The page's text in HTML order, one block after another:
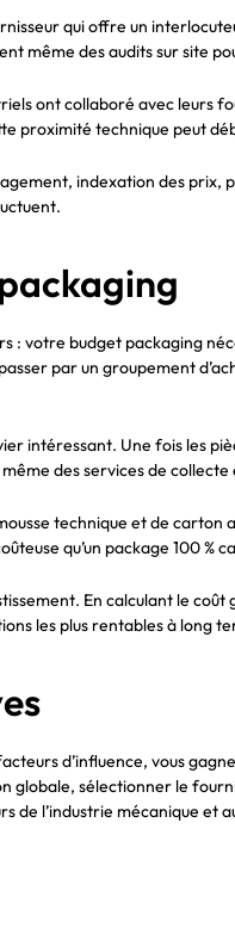
qui offre un
même des audits sur site
ont collaboré avec
technique peut
indexation des
: votre budget packaging
par un groupement
intéressant. Une fois les
des services de
technique et de
qu’un package 100
En calculant le
les plus rentables à long
d’influence, vous
globale, sélectionner le
de l’industrie mécanique